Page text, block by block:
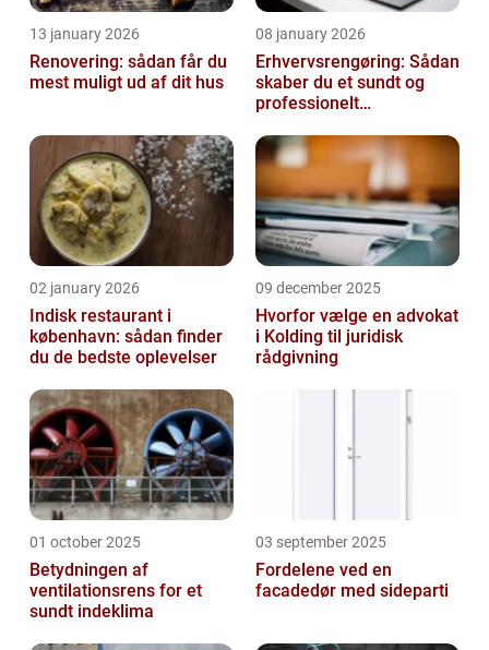
13 january 2026
Renovering: sådan får du
mest muligt ud af dit hus
08 january 2026
Erhvervsrengøring: Sådan
skaber du et sundt og
professionelt
02 january 2026
Indisk restaurant i
københavn: sådan finder
du de bedste oplevelser
09 december 2025
Hvorfor vælge en advokat
i Kolding til juridisk
rådgivning
01 october 2025
Betydningen af
ventilationsrens for et
sundt indeklima
03 september 2025
Fordelene ved en
facadedør med sideparti